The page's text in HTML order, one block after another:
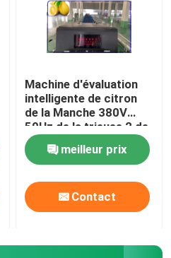
Machine d'évaluation
intelligente de citron
de la Manche 380V
50Hz de la trieuse 2 de
citron
meilleur prix
Contact